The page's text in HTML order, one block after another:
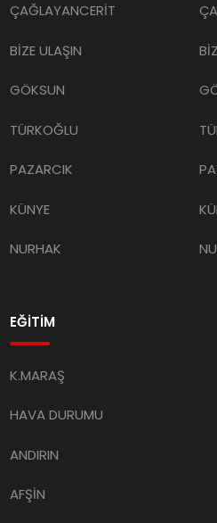
ÇAĞLAYANCERİT
BİZE ULAŞIN
GÖKSUN
TÜRKOĞLU
PAZARCIK
KÜNYE
NURHAK
EĞİTİM
K.MARAŞ
HAVA DURUMU
ANDIRIN
AFŞİN